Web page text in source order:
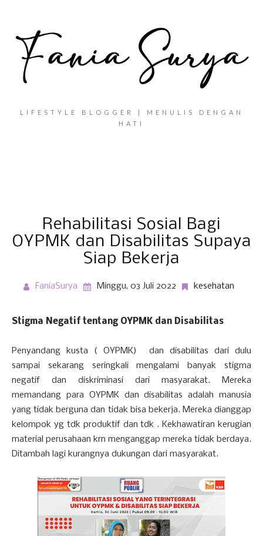
LIFESTYLE BLOGGER | MENULIS DENGAN
HATI
Rehabilitasi Sosial Bagi
OYPMK dan Disabilitas Supaya
Siap Bekerja
FaniaSurya Minggu, 03 Juli 2022 kesehatan
Stigma Negatif tentang OYPMK dan Disabilitas
Penyandang kusta ( OYPMK) dan disabilitas dari dulu
sampai sekarang seringkali mengalami banyak stigma
negatif dan diskriminasi dari masyarakat. Mereka
memandang para OYPMK dan disabilitas adalah manusia
yang tidak berguna dan tidak bisa bekerja. Mereka dianggap
kelompok yg tdk produktif dan tdk . Kekhawatiran kerugian
material perusahaan krn menganggap mereka tidak berdaya.
Ditambah lagi kurangnya dukungan dari masyarakat.